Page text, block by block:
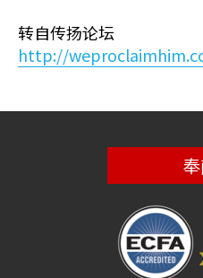
转自传扬论坛
http://